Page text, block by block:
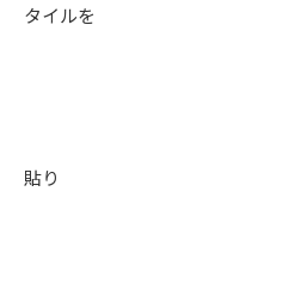
タイルを
貼り